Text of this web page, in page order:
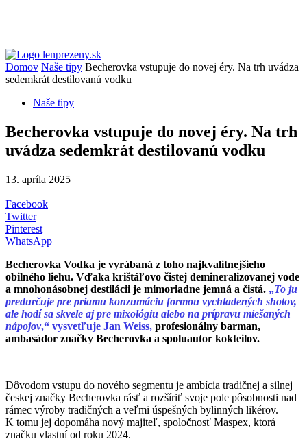
Domov Naše tipy Becherovka vstupuje do novej éry. Na trh uvádza
sedemkrát destilovanú vodku
Naše tipy
Becherovka vstupuje do novej éry. Na trh
uvádza sedemkrát destilovanú vodku
13. apríla 2025
Facebook
Twitter
Pinterest
WhatsApp
Becherovka Vodka je vyrábaná z toho najkvalitnejšieho
obilného liehu. Vďaka krištáľovo čistej demineralizovanej vode
a mnohonásobnej destilácii je mimoriadne jemná a čistá. „To ju
predurčuje pre priamu konzumáciu formou vychladených shotov,
ale hodí sa skvele aj pre mixológiu alebo na prípravu miešaných
nápojov,“ vysvetľuje Jan Weiss, profesionálny barman,
ambasádor značky Becherovka a spoluautor kokteilov.
Dôvodom vstupu do nového segmentu je ambícia tradičnej a silnej
českej značky Becherovka rásť a rozšíriť svoje pole pôsobnosti nad
rámec výroby tradičných a veľmi úspešných bylinných likérov.
K tomu jej dopomáha nový majiteľ, spoločnosť Maspex, ktorá
značku vlastní od roku 2024.